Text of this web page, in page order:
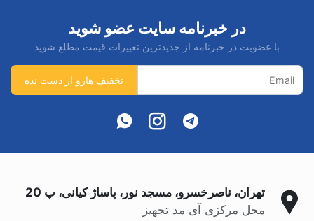
در خبرنامه سایت عضو شوید
با عضویت در خبرنامه از جدیدترین تغییرات قیمت مطلع شوید
تهران، ناصرخسرو، مسجد نور، پاساژ کیانی، پ 20
محل مرکزی آی مد تجهیز